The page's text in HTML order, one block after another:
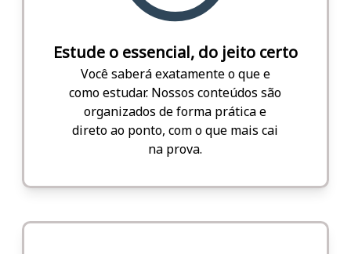
Estude o essencial, do jeito certo
Você saberá exatamente o que e
como estudar. Nossos conteúdos são
organizados de forma prática e
direto ao ponto, com o que mais cai
na prova.